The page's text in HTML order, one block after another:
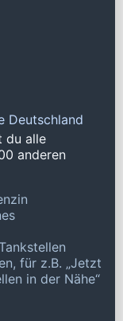
Deutschland
du alle
anderen
für z.B. „Jetzt
in der Nähe“